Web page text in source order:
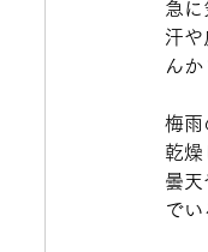
急に
汗
んか
梅雨
乾燥
曇天
でい